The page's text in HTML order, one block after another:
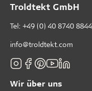
Troldtekt GmbH
Tel: +49 (0) 40 8740 8844
info@troldtekt.com
Wir über uns